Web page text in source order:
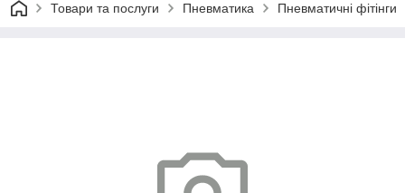
Товари та послуги Пневматика Пневматичні фітінги